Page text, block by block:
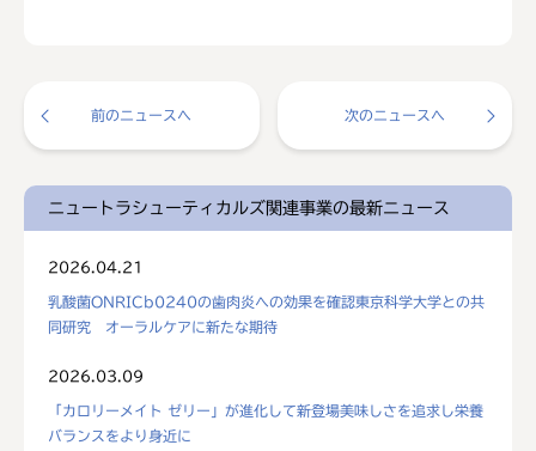
前のニュースへ 次のニュースへ
ニュートラシューティカルズ関連事業の最新ニュース
2026.04.21
乳酸菌ONRICb0240の歯肉炎への効果を確認東京科学大学との共
同研究 オーラルケアに新たな期待
2026.03.09
「カロリーメイト ゼリー」が進化して新登場美味しさを追求し栄養
バランスをより身近に